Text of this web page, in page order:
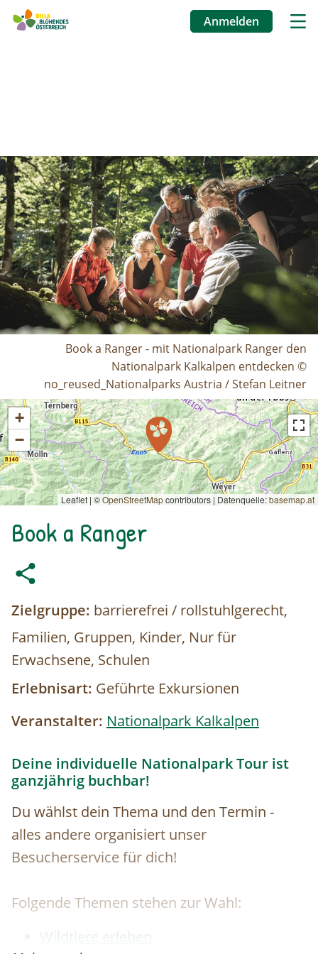
Anmelden
Book a Ranger - mit Nationalpark Ranger den
Nationalpark Kalkalpen entdecken ©
no_reused_Nationalparks Austria / Stefan Leitner
+
−
Leaflet | ©OpenStreetMapcontributors | Datenquelle:basemap.at
Book a Ranger
Zielgruppe: barrierefrei / rollstuhlgerecht,
Familien, Gruppen, Kinder, Nur für
Erwachsene, Schulen
Erlebnisart: Geführte Exkursionen
Veranstalter: Nationalpark Kalkalpen
Deine individuelle Nationalpark Tour ist
ganzjährig buchbar!
Du wählst dein Thema und den Termin -
alles andere organisiert unser
Besucherservice für dich!
Folgende Themen stehen zur Wahl:
Wildtiere erleben